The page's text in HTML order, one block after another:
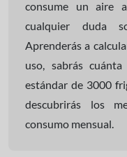
consume un aire
cualquier duda
Aprenderás a
uso, sabrás
estándar de 3000
descubrirás los
consumo mensual.